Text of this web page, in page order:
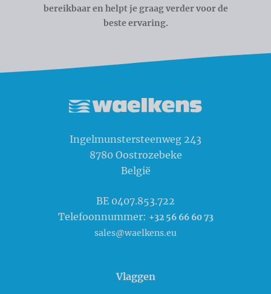
bereikbaar en helpt je graag verder voor de
beste ervaring.
Ingelmunstersteenweg 243
8780 Oostrozebeke
België
BE 0407.853.722
Telefoonnummer: +32 56 66 60 73
sales@waelkens.eu
Vlaggen